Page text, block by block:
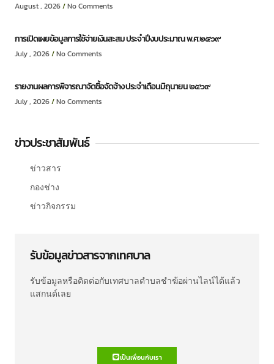
August , 2026 No Comments
การเปิดเผยข้อมูลการใช้จ่ายเงินสะสม ประจำปีงบประมาณ พ.ศ.๒๕๖๙
July , 2026 No Comments
รายงานผลการพิจารณาจัดซื้อจัดจ้าง ประจำเดือนมิถุนายน ๒๕๖๙
July , 2026 No Comments
ข่าวประชาสัมพันธ์
ข่าวสาร
กองช่าง
ข่าวกิจกรรม
รับข้อมูลข่าวสารจากเทศบาล
รับข้อมูลหรือติดต่อกับเทศบาลตำบลชำฆ้อผ่านไลน์ได้แล้ว
แสกนด์เลย
เป็นเพื่อนกับเรา